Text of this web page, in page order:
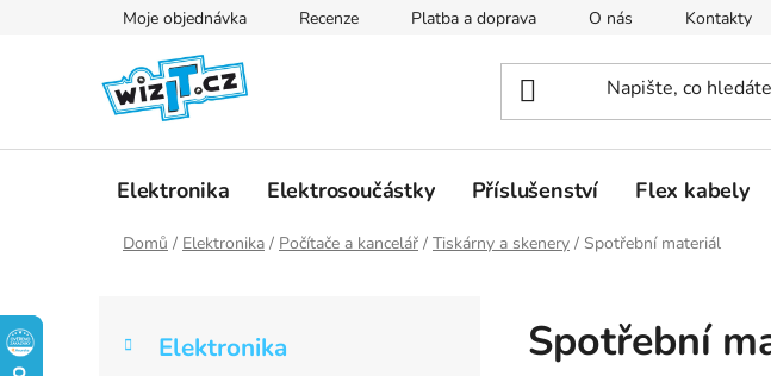
Moje objednávka Recenze Platba a doprava O nás Kontakty
Elektronika Elektrosoučástky Příslušenství Flex kabely
Domů / Elektronika / Počítače a kancelář / Tiskárny a skenery / Spotřební materiál
Přeskočit
kategorie
K
a
Elektronika Spotřební